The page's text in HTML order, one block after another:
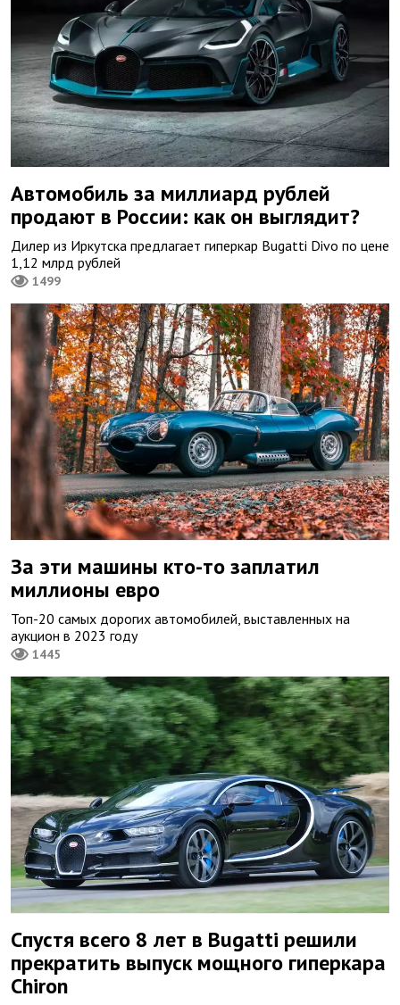
Автомобиль за миллиард рублей
продают в России: как он выглядит?
Дилер из Иркутска предлагает гиперкар Bugatti Divo по цене
1,12 млрд рублей
1499
За эти машины кто-то заплатил
миллионы евро
Топ-20 самых дорогих автомобилей, выставленных на
аукцион в 2023 году
1445
Спустя всего 8 лет в Bugatti решили
прекратить выпуск мощного гиперкара
Chiron